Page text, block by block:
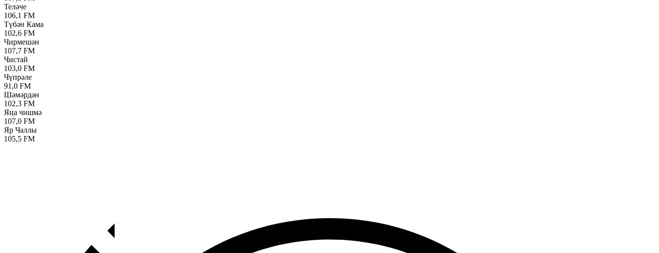
Теләче
106,1 FM
Түбән Кама
102,6 FM
Чирмешән
107,7 FM
Чистай
103,0 FM
Чүпрәле
91,0 FM
Шәмәрдән
102,3 FM
Яңа чишмә
107,0 FM
Яр Чаллы
105,5 FM